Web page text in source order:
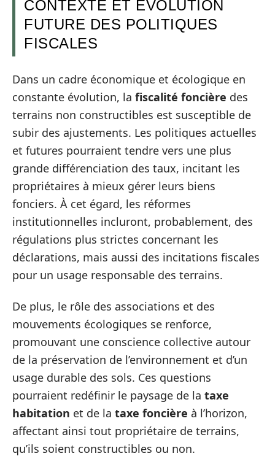
CONTEXTE ET ÉVOLUTION
FUTURE DES POLITIQUES
FISCALES
Dans un cadre économique et écologique en
constante évolution, la fiscalité foncière des
terrains non constructibles est susceptible de
subir des ajustements. Les politiques actuelles
et futures pourraient tendre vers une plus
grande différenciation des taux, incitant les
propriétaires à mieux gérer leurs biens
fonciers. À cet égard, les réformes
institutionnelles incluront, probablement, des
régulations plus strictes concernant les
déclarations, mais aussi des incitations fiscales
pour un usage responsable des terrains.
De plus, le rôle des associations et des
mouvements écologiques se renforce,
promouvant une conscience collective autour
de la préservation de l’environnement et d’un
usage durable des sols. Ces questions
pourraient redéfinir le paysage de la taxe
habitation et de la taxe foncière à l’horizon,
affectant ainsi tout propriétaire de terrains,
qu’ils soient constructibles ou non.